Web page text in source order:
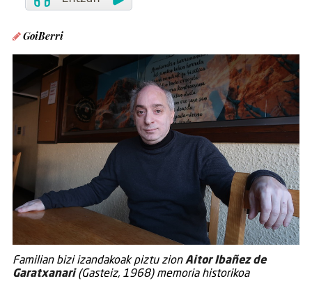
GoiBerri
Familian bizi izandakoak piztu zionAitor Ibañez de
Garatxanari(Gasteiz, 1968) memoria historikoa